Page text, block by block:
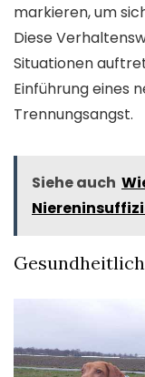
markieren, um
Diese
Situationen
Einführung eines
Trennungsangst.
Siehe auch